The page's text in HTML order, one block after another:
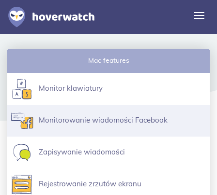
Funkcje
Logowanie
Mac features
Monitor klawiatury
Monitorowanie wiadomości Facebook
Zapisywanie wiadomości
Rejestrowanie zrzutów ekranu